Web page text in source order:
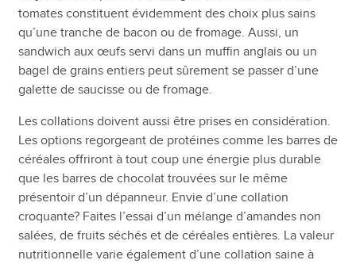
tomates constituent évidemment des choix plus sains
qu’une tranche de bacon ou de fromage. Aussi, un
sandwich aux œufs servi dans un muffin anglais ou un
bagel de grains entiers peut sûrement se passer d’une
galette de saucisse ou de fromage.
Les collations doivent aussi être prises en considération.
Les options regorgeant de protéines comme les barres de
céréales offriront à tout coup une énergie plus durable
que les barres de chocolat trouvées sur le même
présentoir d’un dépanneur. Envie d’une collation
croquante? Faites l’essai d’un mélange d’amandes non
salées, de fruits séchés et de céréales entières. La valeur
nutritionnelle varie également d’une collation saine à